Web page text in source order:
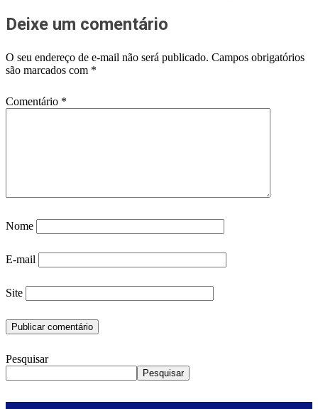
Deixe um comentário
O seu endereço de e-mail não será publicado. Campos obrigatórios
são marcados com *
Comentário *
Nome
E-mail
Site
Pesquisar
Pesquisar